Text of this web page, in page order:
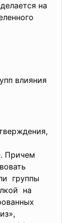
на
влияния
Причем
группы
на